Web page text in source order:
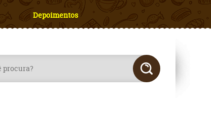
Depoimentos